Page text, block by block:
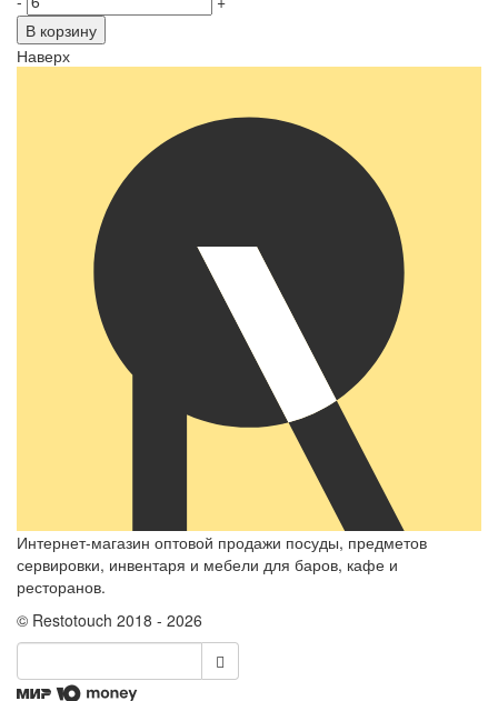
В корзину
Наверх
Интернет-магазин оптовой продажи посуды, предметов
сервировки, инвентаря и мебели для баров, кафе и
ресторанов.
© Restotouch 2018 - 2026